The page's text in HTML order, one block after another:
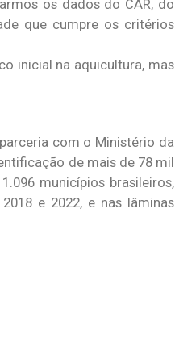
os dados do CAR, do
que cumpre os critérios
inicial na aquicultura, mas
com o Ministério da
de mais de 78 mil
municípios brasileiros,
e 2022, e nas lâminas